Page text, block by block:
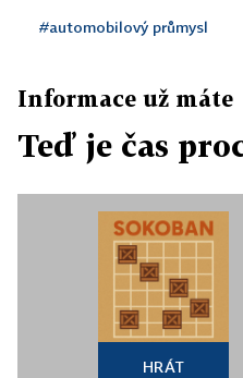
#automobilový průmysl
Informace už máte
Teď je čas
HRÁT